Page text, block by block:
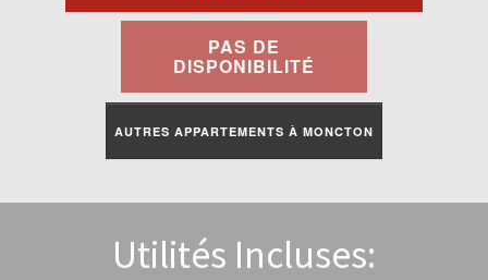
PAS DE
DISPONIBILITÉ
AUTRES APPARTEMENTS À MONCTON
Utilités Incluses: